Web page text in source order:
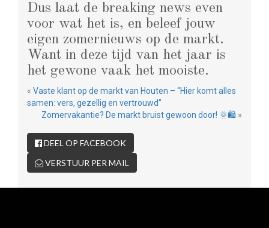
Dus laat de breaking news even
voor wat het is, en beleef jouw
eigen zomernieuws op de markt.
Want in deze tijd van het jaar is
het gewone vaak het mooiste.
« Vaste klant op de markt van Houten – “Hier komt alles
samen: vers, gezellig en vertrouwd”
Zomervakantie? De markt bruist gewoon door! 🌞🛍️ »
DEEL OP FACEBOOK
VERSTUUR PER MAIL